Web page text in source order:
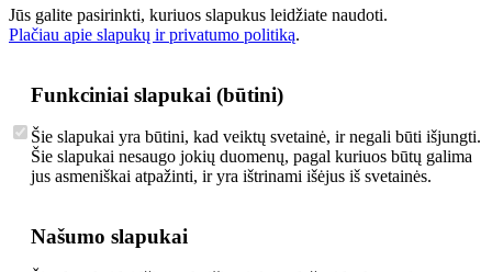
Jūs galite pasirinkti, kuriuos slapukus leidžiate naudoti.
Plačiau apie slapukų ir privatumo politiką.
Funkciniai slapukai (būtini)
Šie slapukai yra būtini, kad veiktų svetainė, ir negali būti išjungti.
Šie slapukai nesaugo jokių duomenų, pagal kuriuos būtų galima
jus asmeniškai atpažinti, ir yra ištrinami išėjus iš svetainės.
Našumo slapukai